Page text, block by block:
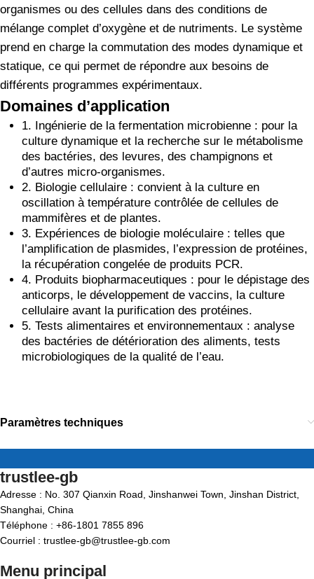
organismes ou des cellules dans des conditions de
mélange complet d’oxygène et de nutriments. Le système
prend en charge la commutation des modes dynamique et
statique, ce qui permet de répondre aux besoins de
différents programmes expérimentaux.
Domaines d’application
1. Ingénierie de la fermentation microbienne : pour la
culture dynamique et la recherche sur le métabolisme
des bactéries, des levures, des champignons et
d’autres micro-organismes.
2. Biologie cellulaire : convient à la culture en
oscillation à température contrôlée de cellules de
mammifères et de plantes.
3. Expériences de biologie moléculaire : telles que
l’amplification de plasmides, l’expression de protéines,
la récupération congelée de produits PCR.
4. Produits biopharmaceutiques : pour le dépistage des
anticorps, le développement de vaccins, la culture
cellulaire avant la purification des protéines.
5. Tests alimentaires et environnementaux : analyse
des bactéries de détérioration des aliments, tests
microbiologiques de la qualité de l’eau.
Paramètres techniques
trustlee-gb
Adresse : No. 307 Qianxin Road, Jinshanwei Town, Jinshan District,
Shanghai, China
Téléphone : +86-1801 7855 896
Courriel : trustlee-gb@trustlee-gb.com
Menu principal